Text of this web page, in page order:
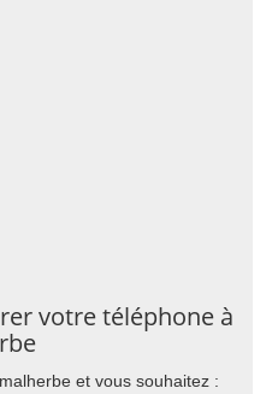
votre téléphone à
et vous souhaitez :